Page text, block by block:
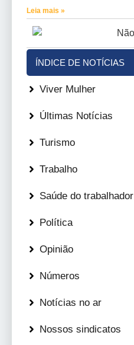
Leia mais »
ÍNDICE DE NOTÍCIAS
Viver Mulher
Últimas Notícias
Turismo
Trabalho
Saúde do trabalhador
Política
Opinião
Números
Notícias no ar
Nossos sindicatos